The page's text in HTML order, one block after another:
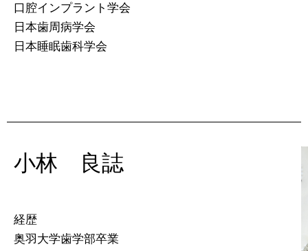
口腔インプラント学会
日本歯周病学会
日本睡眠歯科学会
小林 良誌
経歴
奥羽大学歯学部卒業